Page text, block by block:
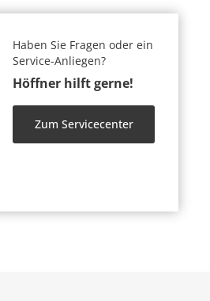
Haben Sie Fragen oder ein
Service-Anliegen?
Höffner hilft gerne!
Zum Servicecenter